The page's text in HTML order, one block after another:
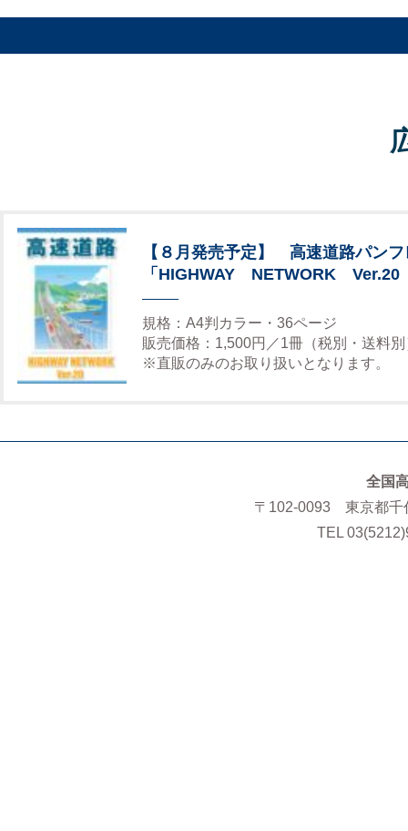
【８月発売予定】 高速道路パンフ
「HIGHWAY NETWORK Ver.20
規格：A4判カラー・36ページ
販売価格：1,500円／1冊（税別・送料別
※直販のみのお取り扱いとなります。
全国
〒102-0093 東京都千
TEL